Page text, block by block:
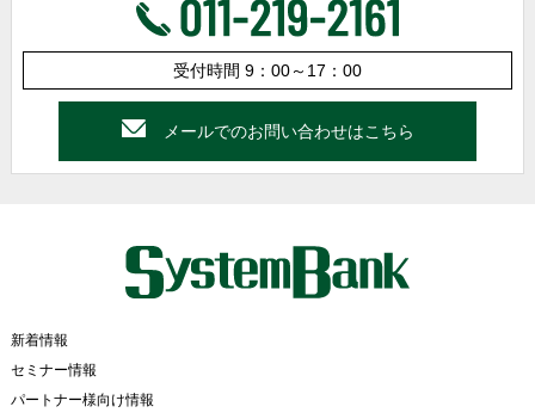
受付時間 9：00～17：00
メールでのお問い合わせはこちら
新着情報
セミナー情報
パートナー様向け情報